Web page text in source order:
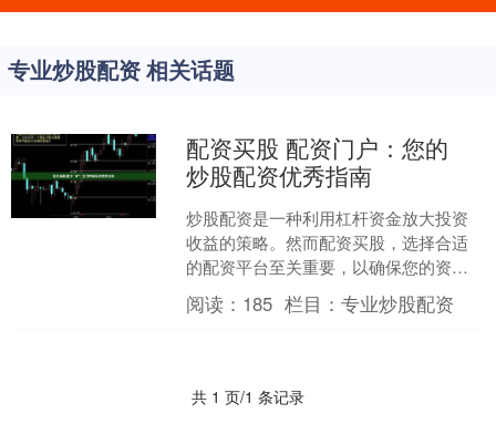
专业炒股配资 相关话题
配资买股 配资门户：您的
炒股配资优秀指南
炒股配资是一种利用杠杆资金放大投资
收益的策略。然而配资买股，选择合适
的配资平台至关重要，以确保您的资金
安全和收益最大化。 * **放大收益：**通
过杠杆效应，投....
阅读： 185 栏目：专业炒股配资
共 1 页/1 条记录